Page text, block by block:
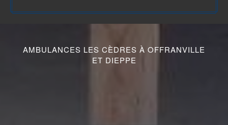
AMBULANCES LES CÈDRES À OFFRANVILLE
ET DIEPPE